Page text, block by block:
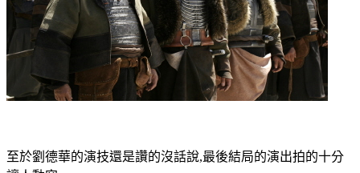
至於劉德華的演技還是讚的沒話說,最後結局的演出拍的十分